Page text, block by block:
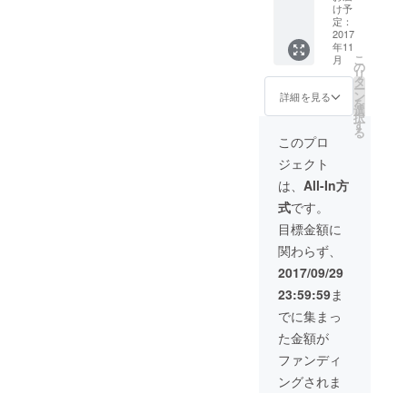
トに友
達登録
が必要
＞ ◆関
東圏で
あれ
ば、ゆ
きとの
出張し
て１日
イベン
トに参
加しま
す！＜
個人・
企業問
わす＞
※イベン
ト内容
によっ
ては参
加でき
ない場
合がご
ざいま
すの
パッ
ケージ
＞】 ◆
感謝の
メール
◆SNS
にお名
前掲載
者のみ
＞ ◆七
福カ
レーめ
ん×ゆき
とのく
んLINE
スタン
プ＜ご
希望の
方は七
福カ
レーア
カウン
トに友
達登録
が必要
＞ ◆七
け予
定：
2017
年11
月
詳細を見る
こ
の
リ
タ
ー
ン
を
選
択
す
る
このプロ
ジェクト
は、 All-In方
式です。
目標金額に
関わらず、
2017/09/29
23:59:59ま
でに集まっ
た金額が
ファンディ
ングされま